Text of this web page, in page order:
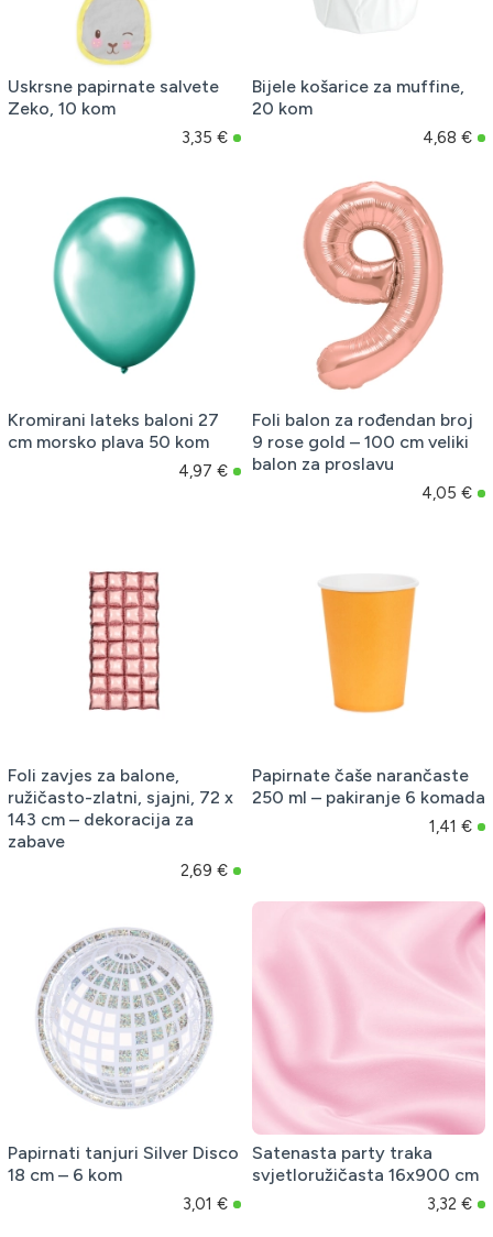
Uskrsne papirnate salvete
Zeko, 10 kom
3,35 €
Bijele košarice za muffine,
20 kom
4,68 €
Kromirani lateks baloni 27
cm morsko plava 50 kom
4,97 €
Foli balon za rođendan broj
9 rose gold – 100 cm veliki
balon za proslavu
4,05 €
Foli zavjes za balone,
ružičasto-zlatni, sjajni, 72 x
143 cm – dekoracija za
zabave
2,69 €
Papirnate čaše narančaste
250 ml – pakiranje 6 komada
1,41 €
Papirnati tanjuri Silver Disco
18 cm – 6 kom
3,01 €
Satenasta party traka
svjetloružičasta 16x900 cm
3,32 €